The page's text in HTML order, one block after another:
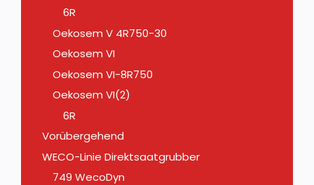
6R
Oekosem V 4R750-30
Oekosem VI
Oekosem VI-8R750
Oekosem VI(2)
6R
Vorübergehend
WECO-Linie Direktsaatgrubber
749 WecoDyn